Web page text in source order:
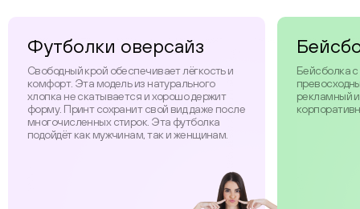
Футболки оверсайз
Свободный крой обеспечивает лёгкость и
комфорт. Эта модель из натурального
хлопка не скатывается и хорошо держит
форму. Принт сохранит свой вид даже после
многочисленных стирок. Эта футболка
подойдёт как мужчинам, так и женщинам.
Бейсболка
рекламный